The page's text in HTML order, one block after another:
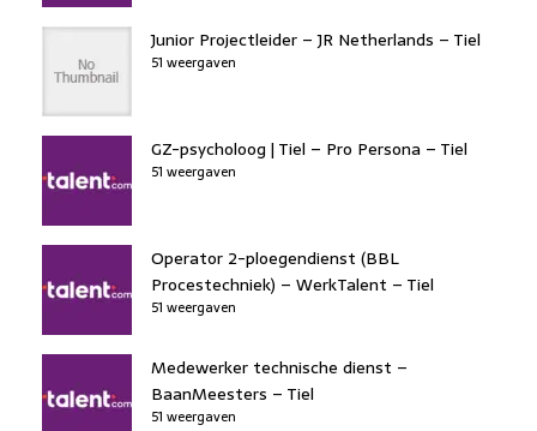
Junior Projectleider – JR Netherlands – Tiel
51 weergaven
GZ-psycholoog | Tiel – Pro Persona – Tiel
51 weergaven
Operator 2-ploegendienst (BBL
Procestechniek) – WerkTalent – Tiel
51 weergaven
Medewerker technische dienst –
BaanMeesters – Tiel
51 weergaven